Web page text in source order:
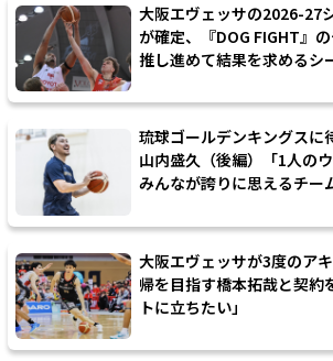
大阪エヴェッサの2026-27
が確定、『DOG FIGHT』
推し進めて結果を求めるシ
琉球ゴールデンキングスに
山内盛久（後編）「1人の
みんなが誇りに思えるチー
大阪エヴェッサが3度のア
帰を目指す橋本拓哉と契約
トに立ちたい」